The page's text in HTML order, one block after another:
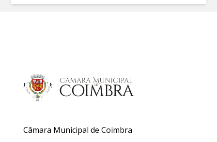
Câmara Municipal de Coimbra